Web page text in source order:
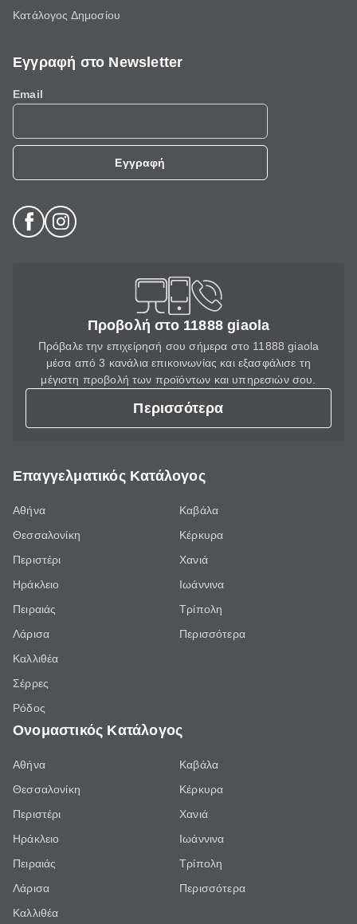
Κατάλογος Δημοσίου
Εγγραφή στο Newsletter
Email
Εγγραφή
Προβολή στο 11888 giaola
Πρόβαλε την επιχείρησή σου σήμερα στο 11888 giaola
μέσα από 3 κανάλια επικοινωνίας και εξασφάλισε τη
μέγιστη προβολή των προϊόντων και υπηρεσιών σου.
Περισσότερα
Επαγγελματικός Κατάλογος
Αθήνα
Θεσσαλονίκη
Περιστέρι
Ηράκλειο
Πειραιάς
Λάρισα
Καλλιθέα
Σέρρες
Ρόδος
Καβάλα
Κέρκυρα
Χανιά
Ιωάννινα
Τρίπολη
Περισσότερα
Ονομαστικός Κατάλογος
Αθήνα
Θεσσαλονίκη
Περιστέρι
Ηράκλειο
Πειραιάς
Λάρισα
Καλλιθέα
Καβάλα
Κέρκυρα
Χανιά
Ιωάννινα
Τρίπολη
Περισσότερα